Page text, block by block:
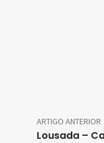
ARTIGO ANTERIOR
Lousada –